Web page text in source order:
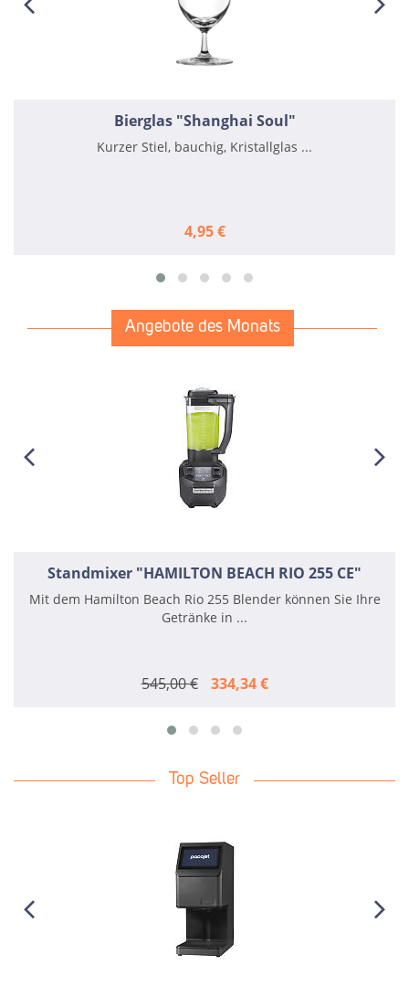
Bierglas "Shanghai Soul"
Kurzer Stiel, bauchig, Kristallglas ...
4,95 €
Angebote des Monats
Standmixer "HAMILTON BEACH RIO 255 CE"
Mit dem Hamilton Beach Rio 255 Blender können Sie Ihre
Getränke in ...
545,00 € 334,34 €
Top Seller